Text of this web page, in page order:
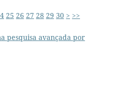
25 26 27 28 29 30 > >>
pesquisa avançada por